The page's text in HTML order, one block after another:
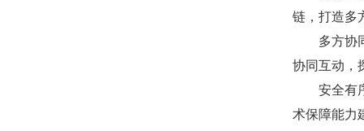
链，打造多
多方协同
协同互动，
安全有序
术保障能力